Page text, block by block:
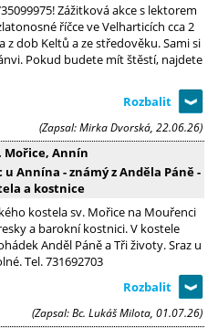
Zážitková akce s lektorem
říčce ve Velharticích cca 2
z dob Keltů a ze středověku. Sami si
Pokud budete mít štěstí, najdete
(Zapsal: Mirka Dvorská, 22.06.26)
Mořice, Annín
Annína - známý z Anděla Páně -
a kostnice
kostela sv. Mořice na Mouřenci
a barokní kostnici. V kostele
Anděl Páně a Tři životy. Sraz u
Tel. 731692703
(Zapsal: Bc. Lukáš Milota, 01.07.26)